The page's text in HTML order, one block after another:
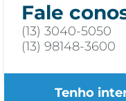
Fale
(13) 3040-5050
(13) 98148-3600
Tenho